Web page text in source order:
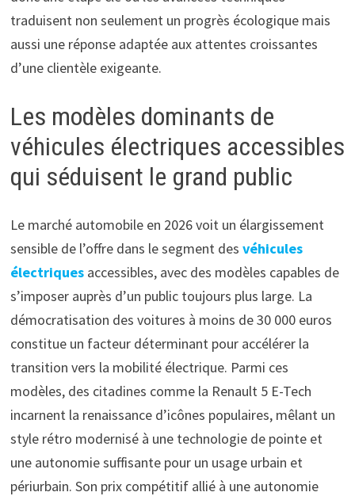
traduisent non seulement un progrès écologique mais
aussi une réponse adaptée aux attentes croissantes
d’une clientèle exigeante.
Les modèles dominants de
véhicules électriques accessibles
qui séduisent le grand public
Le marché automobilе en 2026 voit un élargissement
sensible de l’offre dans le segment des véhicules
électriquesaccessibles, avec des modèles capables de
s’imposer auprès d’un public toujours plus large. La
démocratisation des voitures à moins de 30 000 euros
constitue un facteur déterminant pour accélérer la
transition vers la mobilité électrique. Parmi ces
modèles, des citadines comme la Renault 5 E-Tech
incarnent la renaissance d’icônes populaires, mêlant un
style rétro modernisé à une technologie de pointe et
une autonomie suffisante pour un usage urbain et
périurbain. Son prix compétitif allié à une autonomie